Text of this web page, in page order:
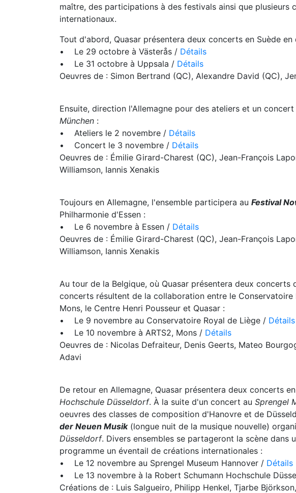
maître, des participations à des festivals ainsi que plusieurs
internationaux.
Tout d'abord, Quasar présentera deux concerts en Suède en
• Le 29 octobre à Västerås / Détails
• Le 31 octobre à Uppsala / Détails
Oeuvres de : Simon Bertrand (QC), Alexandre David (QC),
Ensuite, direction l'Allemagne pour des ateliers et un concert
München :
• Ateliers le 2 novembre / Détails
• Concert le 3 novembre / Détails
Oeuvres de : Émilie Girard-Charest (QC), Jean-François
Williamson, Iannis Xenakis
Toujours en Allemagne, l'ensemble participera au Festival
Philharmonie d'Essen :
• Le 6 novembre à Essen / Détails
Oeuvres de : Émilie Girard-Charest (QC), Jean-François
Williamson, Iannis Xenakis
Au tour de la Belgique, où Quasar présentera deux concerts
concerts résultent de la collaboration entre le
Mons, le Centre Henri Pousseur et Quasar :
• Le 9 novembre au Conservatoire Royal de Liège / Détails
• Le 10 novembre à ARTS2, Mons / Détails
Oeuvres de : Nicolas Defraiteur, Denis Geerts, Mateo
Adavi
De retour en Allemagne, Quasar présentera deux concerts
Hochschule Düsseldorf. À la suite d'un concert au Sprengel
oeuvres des classes de composition d'Hanovre et de
der Neuen Musik(longue nuit de la musique nouvelle)
Düsseldorf. Divers ensembles se partageront la scène dans
programme un éventail de créations internationales :
• Le 12 novembre au Sprengel Museum Hannover / Détails
• Le 13 novembre à la Robert Schumann Hochschule
Créations de : Luis Salgueiro, Philipp Henkel, Tjarbe